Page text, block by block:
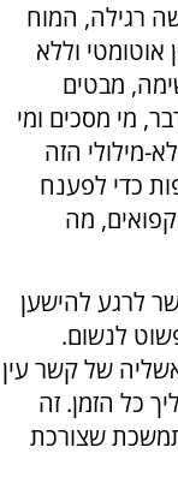
רגילה, המוח
וללא
מבטים
מי מסכים ומי
מילולי הזה
כדי לפענח
מה
לרגע להישען
לנשום.
של קשר עין
כל הזמן. זה
שצורכת